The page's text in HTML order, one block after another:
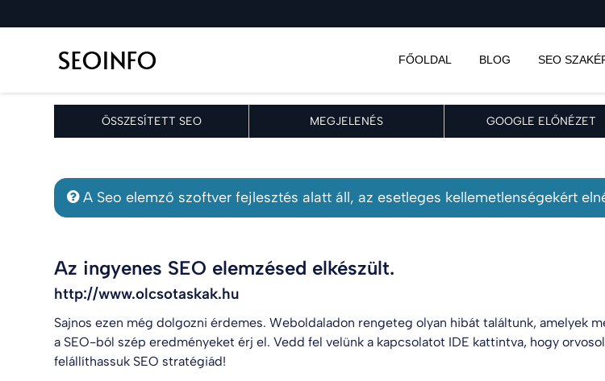
FŐOLDAL BLOG SEO
ÖSSZESÍTETT SEO MEGJELENÉS GOOGLE ELŐNÉZET
A Seo elemző szoftver fejlesztés alatt áll, az esetleges kellemetlenségekért
Az ingyenes SEO elemzésed elkészült.
http://www.olcsotaskak.hu
Sajnos ezen még dolgozni érdemes. Weboldaladon rengeteg olyan hibát találtunk, amelyek
a SEO-ból szép eredményeket érj el. Vedd fel velünk a kapcsolatot IDE kattintva, hogy
felállíthassuk SEO stratégiád!